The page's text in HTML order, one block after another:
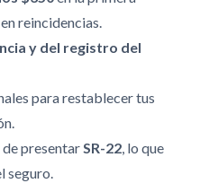
reincidencias.
y del registro del
para restablecer tus
presentarSR-22, lo que
seguro.